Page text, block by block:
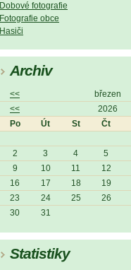
Dobové fotografie
Fotografie obce
Hasiči
Archiv
<< březen
<<
2026
Po
Út St Čt
2
3 4 5
9
10 11 12
16
17 18 19
23
24 25 26
30
31
Statistiky